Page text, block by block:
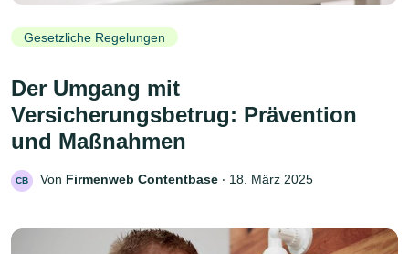
Gesetzliche Regelungen
Der Umgang mit
Versicherungsbetrug: Prävention
und Maßnahmen
CB Von Firmenweb Contentbase ‧ 18. März 2025